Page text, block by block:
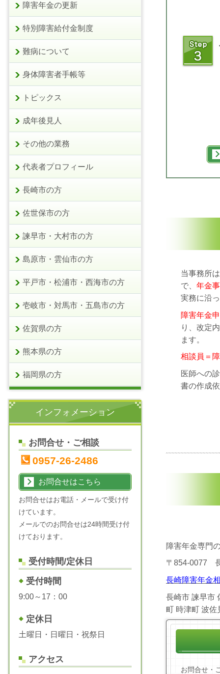
当事務所
で、 年金
実務に沿
障害年金
り、改定
ます。
相談員＝
医師への
書の作成
障害年金専門
〒854-0077
長崎障害年金
長崎市 諫早市
町 時津町 波
お問合せ・
障害年金の更新
特別障害給付金制度
難病について
身体障害者手帳等
トピックス
成年後見人
その他の業務
代表者プロフィール
長崎市の方
佐世保市の方
諫早市・大村市の方
島原市・雲仙市の方
平戸市・松浦市・西海市の方
壱岐市・対馬市・五島市の方
佐賀県の方
熊本県の方
福岡県の方
インフォメーション
お問合せ・ご相談
0957-26-2486
お問合せはこちら
お問合せはお電話・メールで受け付
けています。
メールでのお問合せは24時間受け付
けております。
受付時間/定休日
受付時間
9:00～17：00
定休日
土曜日・日曜日・祝祭日
アクセス